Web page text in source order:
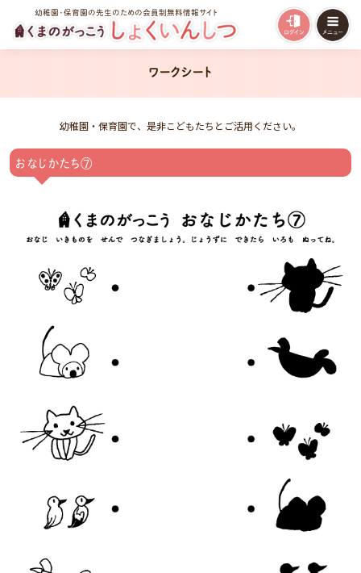
幼稚園・保育園の先生のための会員制無料情報サイト
ワークシート
幼稚園・保育園で、是非こどもたちとご活用ください。
おなじかたち⑦